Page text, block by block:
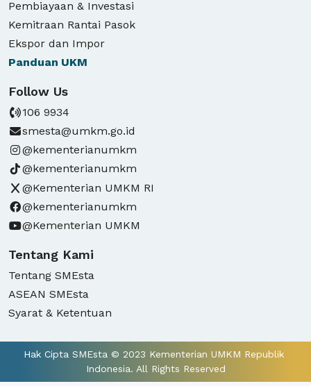
Pembiayaan & Investasi
Kemitraan Rantai Pasok
Ekspor dan Impor
Panduan UKM
Follow Us
106 9934
smesta@umkm.go.id
@kementerianumkm
@kementerianumkm
@Kementerian UMKM RI
@kementerianumkm
@Kementerian UMKM
Tentang Kami
Tentang SMEsta
ASEAN SMEsta
Syarat & Ketentuan
Hak Cipta SMEsta © 2023 Kementerian UMKM Republik
Indonesia. All Rights Reserved